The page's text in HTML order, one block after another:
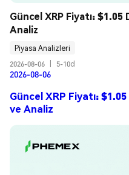
Güncel XRP Fiyatı: $1.05
Analiz
Piyasa Analizleri
2026-08-06
5-10d
2026-08-06
Güncel XRP Fiyatı: $1.05
ve Analiz